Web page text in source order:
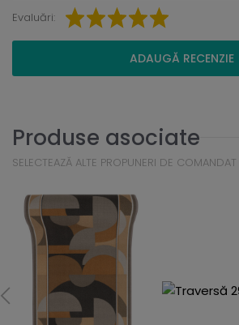
Evaluări:
ADAUGĂ RECENZIE
Produse asociate
SELECTEAZĂ ALTE PROPUNERI DE COMANDAT